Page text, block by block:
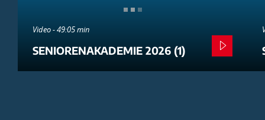
Video - 49:05 min
SENIORENAKADEMIE 2026 (1)